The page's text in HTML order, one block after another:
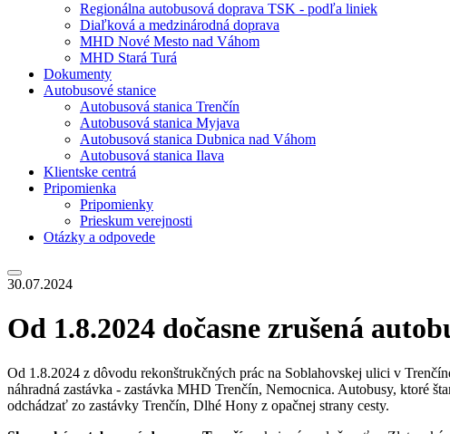
Regionálna autobusová doprava TSK - podľa liniek
Diaľková a medzinárodná doprava
MHD Nové Mesto nad Váhom
MHD Stará Turá
Dokumenty
Autobusové stanice
Autobusová stanica Trenčín
Autobusová stanica Myjava
Autobusová stanica Dubnica nad Váhom
Autobusová stanica Ilava
Klientske centrá
Pripomienka
Pripomienky
Prieskum verejnosti
Otázky a odpovede
30.07.2024
Od 1.8.2024 dočasne zrušená
Od 1.8.2024 z dôvodu rekonštrukčných prác na Soblahovskej ulici v
náhradná zastávka - zastávka MHD Trenčín, Nemocnica. Autobusy, ktoré
odchádzať zo zastávky Trenčín, Dlhé Hony z opačnej strany cesty.